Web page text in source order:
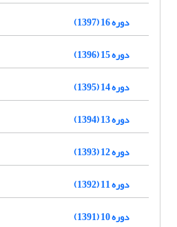
دوره 16 (1397)
دوره 15 (1396)
دوره 14 (1395)
دوره 13 (1394)
دوره 12 (1393)
دوره 11 (1392)
دوره 10 (1391)